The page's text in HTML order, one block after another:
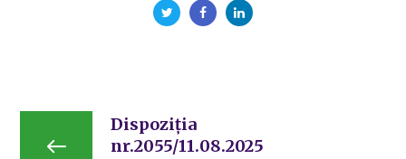
Dispoziția
nr.2055/11.08.2025